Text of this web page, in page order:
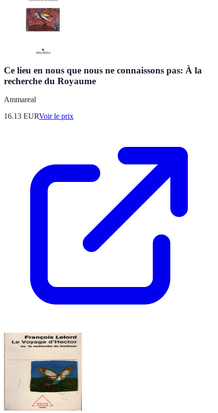
Ce lieu en nous que nous ne connaissons pas: À la
recherche du Royaume
Ammareal
16.13 EURVoir le prix